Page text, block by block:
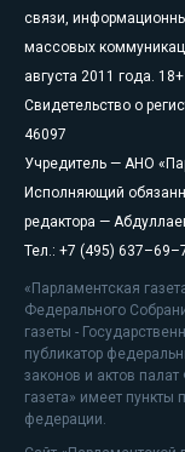
связи,
массовых
августа 2011 года. 18+
Свидетельство о
46097
Учредитель — АНО
Исполняющий
редактора —
Тел.: +7 (495)
«Парламентская
Федерального
газеты -
публикатор
законов и актов
газета» имеет пункты
федерации.